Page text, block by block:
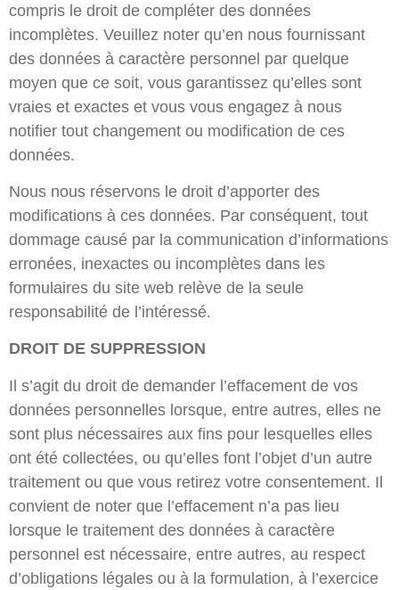
compris le droit de compléter des données
incomplètes. Veuillez noter qu’en nous fournissant
des données à caractère personnel par quelque
moyen que ce soit, vous garantissez qu’elles sont
vraies et exactes et vous vous engagez à nous
notifier tout changement ou modification de ces
données.
Nous nous réservons le droit d’apporter des
modifications à ces données. Par conséquent, tout
dommage causé par la communication d’informations
erronées, inexactes ou incomplètes dans les
formulaires du site web relève de la seule
responsabilité de l’intéressé.
DROIT DE SUPPRESSION
Il s’agit du droit de demander l’effacement de vos
données personnelles lorsque, entre autres, elles ne
sont plus nécessaires aux fins pour lesquelles elles
ont été collectées, ou qu’elles font l’objet d’un autre
traitement ou que vous retirez votre consentement. Il
convient de noter que l’effacement n’a pas lieu
lorsque le traitement des données à caractère
personnel est nécessaire, entre autres, au respect
d’obligations légales ou à la formulation, à l’exercice